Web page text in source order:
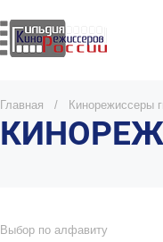
Главная / Кинорежиссеры
Выбор по алфавиту